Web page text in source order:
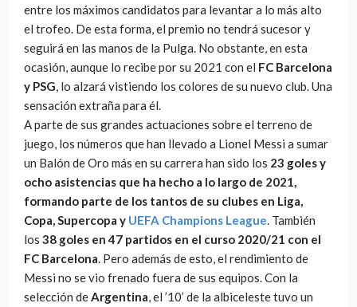
entre los máximos candidatos para levantar a lo más alto
el trofeo. De esta forma, el premio no tendrá sucesor y
seguirá en las manos de la Pulga. No obstante, en esta
ocasión, aunque lo recibe por su 2021 con el FC Barcelona
y PSG , lo alzará vistiendo los colores de su nuevo club. Una
sensación extraña para él.
A parte de sus grandes actuaciones sobre el terreno de
juego, los números que han llevado a Lionel Messi a sumar
un Balón de Oro más en su carrera han sido los 23 goles y
ocho asistencias que ha hecho a lo largo de 2021,
formando parte de los tantos de su clubes en Liga,
Copa, Supercopa y UEFA Champions League . También
los 38 goles en 47 partidos en el curso 2020/21 con el
FC Barcelona . Pero además de esto, el rendimiento de
Messi no se vio frenado fuera de sus equipos. Con la
selección de Argentina , el ’10’ de la albiceleste tuvo un